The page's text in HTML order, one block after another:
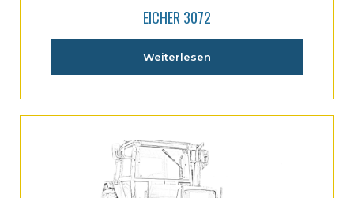
EICHER 3072
Weiterlesen